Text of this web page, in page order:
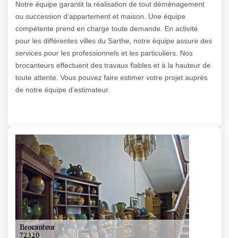
Notre équipe garantit la réalisation de tout déménagement
ou succession d’appartement et maison. Une équipe
compétente prend en charge toute demande. En activité
pour les différentes villes du Sarthe, notre équipe assure des
services pour les professionnels et les particuliers. Nos
brocanteurs effectuent des travaux fiables et à la hauteur de
toute attente. Vous pouvez faire estimer votre projet auprès
de notre équipe d’estimateur.